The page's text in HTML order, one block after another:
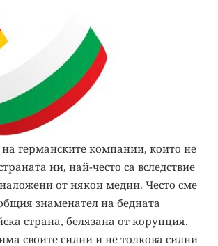
германските компании, които не
ни, най-често са вследствие
от някои медии. Често сме
знаменател на бедната
страна, белязана от корупция.
своите силни и не толкова силни